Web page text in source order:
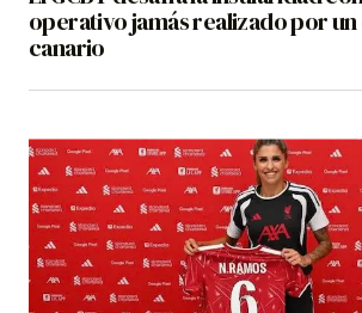
operativo jamás realizado por
canario